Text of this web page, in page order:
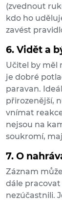
(zvednout
kdo ho
zavést
6. Vidět a
Učitel by měl
je dobré
paravan.
přirozenější,
vnímat
nejsou na
soukromí,
7. O
Záznam
dále
nezúčastnili.